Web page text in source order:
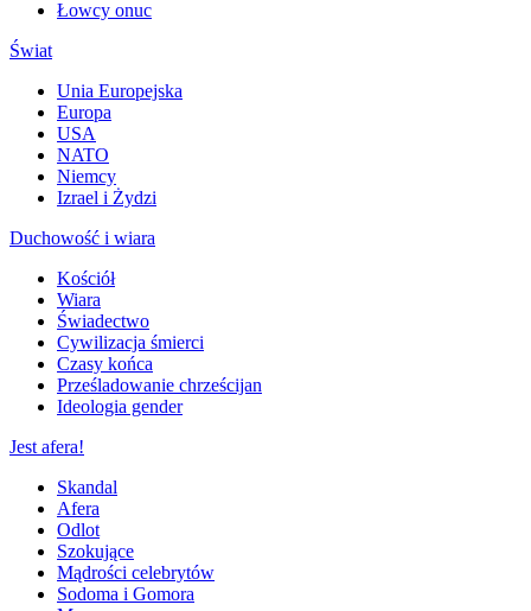
Łowcy onuc
Świat
Unia Europejska
Europa
USA
NATO
Niemcy
Izrael i Żydzi
Duchowość i wiara
Kościół
Wiara
Świadectwo
Cywilizacja śmierci
Czasy końca
Prześladowanie chrześcijan
Ideologia gender
Jest afera!
Skandal
Afera
Odlot
Szokujące
Mądrości celebrytów
Sodoma i Gomora